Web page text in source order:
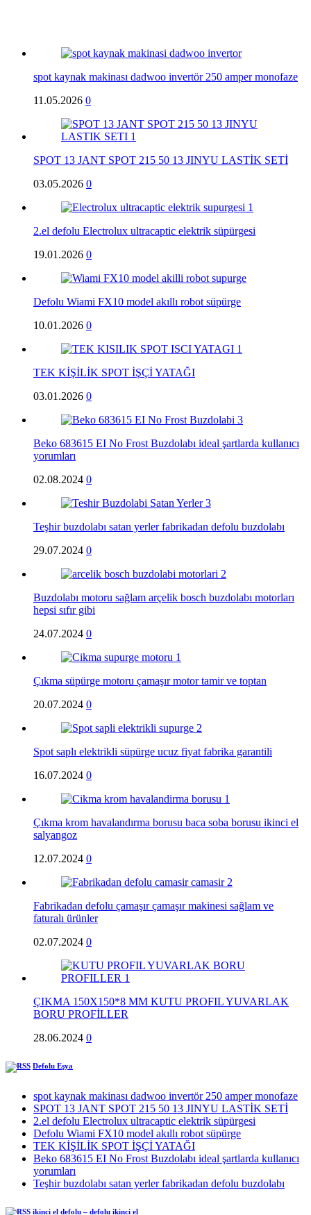
spot kaynak makinası dadwoo invertör 250 amper monofaze
11.05.2026 0
SPOT 13 JANT SPOT 215 50 13 JINYU LASTİK SETİ
03.05.2026 0
2.el defolu Electrolux ultracaptic elektrik süpürgesi
19.01.2026 0
Defolu Wiami FX10 model akıllı robot süpürge
10.01.2026 0
TEK KİŞİLİK SPOT İŞÇİ YATAĞI
03.01.2026 0
Beko 683615 EI No Frost Buzdolabı ideal şartlarda kullanıcı
yorumları
02.08.2024 0
Teşhir buzdolabı satan yerler fabrikadan defolu buzdolabı
29.07.2024 0
Buzdolabı motoru sağlam arçelik bosch buzdolabı motorları
hepsi sıfır gibi
24.07.2024 0
Çıkma süpürge motoru çamaşır motor tamir ve toptan
20.07.2024 0
Spot saplı elektrikli süpürge ucuz fiyat fabrika garantili
16.07.2024 0
Çıkma krom havalandırma borusu baca soba borusu ikinci el
salyangoz
12.07.2024 0
Fabrikadan defolu çamaşır çamaşır makinesi sağlam ve
faturalı ürünler
02.07.2024 0
ÇIKMA 150X150*8 MM KUTU PROFIL YUVARLAK
BORU PROFİLLER
28.06.2024 0
Defolu Eşya
spot kaynak makinası dadwoo invertör 250 amper monofaze
SPOT 13 JANT SPOT 215 50 13 JINYU LASTİK SETİ
2.el defolu Electrolux ultracaptic elektrik süpürgesi
Defolu Wiami FX10 model akıllı robot süpürge
TEK KİŞİLİK SPOT İŞÇİ YATAĞI
Beko 683615 EI No Frost Buzdolabı ideal şartlarda kullanıcı
yorumları
Teşhir buzdolabı satan yerler fabrikadan defolu buzdolabı
ikinci el defolu – defolu ikinci el